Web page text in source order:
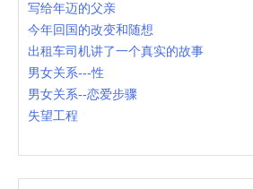
写给年迈的父亲
今年回国的改变和随想
出租车司机讲了一个真实的故事
男女关系---性
男女关系--恋爱步骤
失望工程